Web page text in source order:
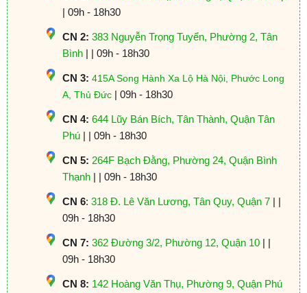
| 09h - 18h30
CN 2: 383 Nguyễn Trọng Tuyển, Phường 2, Tân
Bình| | 09h - 18h30
CN 3: 415A Song Hành Xa Lộ Hà Nội, Phước Long
A, Thủ Đức| 09h - 18h30
CN 4: 644 Lũy Bán Bích, Tân Thành, Quận Tân
Phú| | 09h - 18h30
CN 5: 264F Bạch Đằng, Phường 24, Quận Bình
Thạnh| | 09h - 18h30
CN 6: 318 Đ. Lê Văn Lương, Tân Quy, Quận 7| |
09h - 18h30
CN 7: 362 Đường 3/2, Phường 12, Quận 10| |
09h - 18h30
CN 8: 142 Hoàng Văn Thụ, Phường 9, Quận Phú